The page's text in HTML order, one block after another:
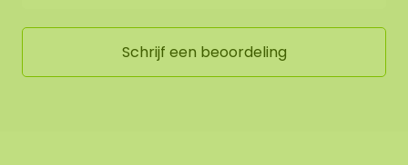
Schrijf een beoordeling